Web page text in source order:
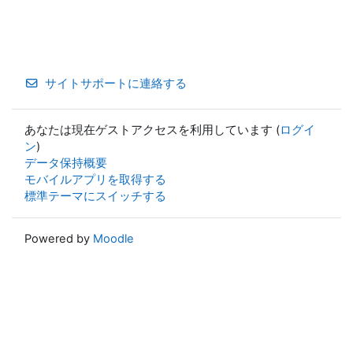
サイトサポートに連絡する
あなたは現在ゲストアクセスを利用しています (ログイ
ン)
データ保持概要
モバイルアプリを取得する
標準テーマにスイッチする
Powered by Moodle